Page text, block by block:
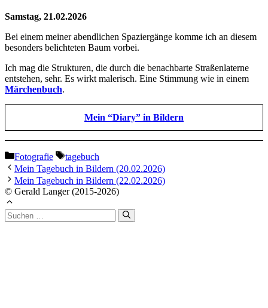
Samstag, 21.02.2026
Bei einem meiner abendlichen Spaziergänge komme ich an diesem
besonders belichteten Baum vorbei.
Ich mag die Strukturen, die durch die benachbarte Straßenlaterne
entstehen, sehr. Es wirkt malerisch. Eine Stimmung wie in einem
Märchenbuch.
Mein “Diary” in Bildern
Kategorien
Fotografie Schlagwörter
tagebuch
Mein Tagebuch in Bildern (20.02.2026)
Mein Tagebuch in Bildern (22.02.2026)
© Gerald Langer (2015-2026)
Suchen
nach: